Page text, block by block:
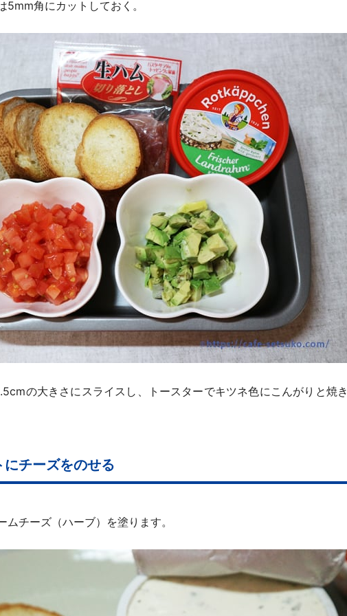
5mm角にカットしておく。
の大きさにスライスし、トースターでキツネ色にこんがりと焼き
にチーズをのせる
ムチーズ（ハーブ）を塗ります。